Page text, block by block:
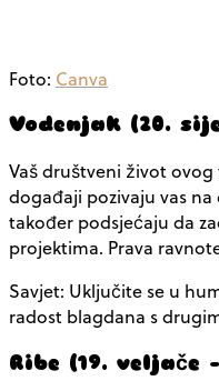
Foto: Canva
Vodenjak (20.
Vaš društveni život
događaji pozivaju vas na
također podsjećaju da
projektima. Prava
Savjet: Uključite se u
radost blagdana s
Ribe (19. veljače